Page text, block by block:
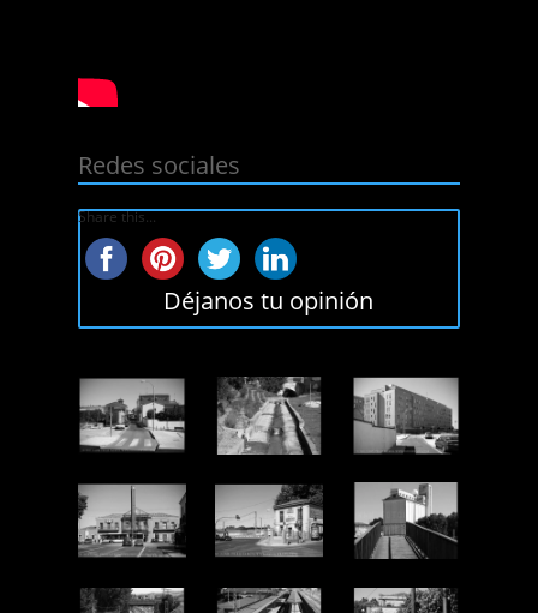
Redes sociales
Share this...
Déjanos tu opinión